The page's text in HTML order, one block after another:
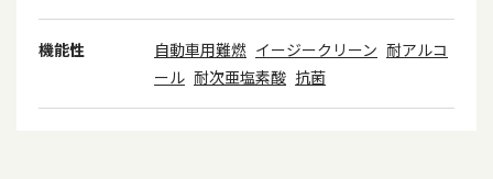
機能性 自動車用難燃 イージークリーン 耐アルコ
ール 耐次亜塩素酸 抗菌